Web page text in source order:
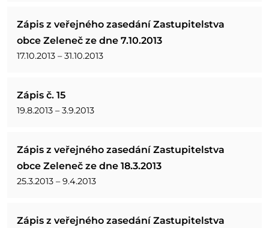
Zápis z veřejného zasedání Zastupitelstva
obce Zeleneč ze dne 7.10.2013
17.10.2013 – 31.10.2013
Zápis č. 15
19.8.2013 – 3.9.2013
Zápis z veřejného zasedání Zastupitelstva
obce Zeleneč ze dne 18.3.2013
25.3.2013 – 9.4.2013
Zápis z veřejného zasedání Zastupitelstva